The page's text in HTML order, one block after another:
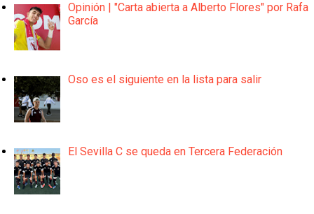
Opinión | "Carta abierta a Alberto Flores" por Rafa
García
Oso es el siguiente en la lista para salir
El Sevilla C se queda en Tercera Federación